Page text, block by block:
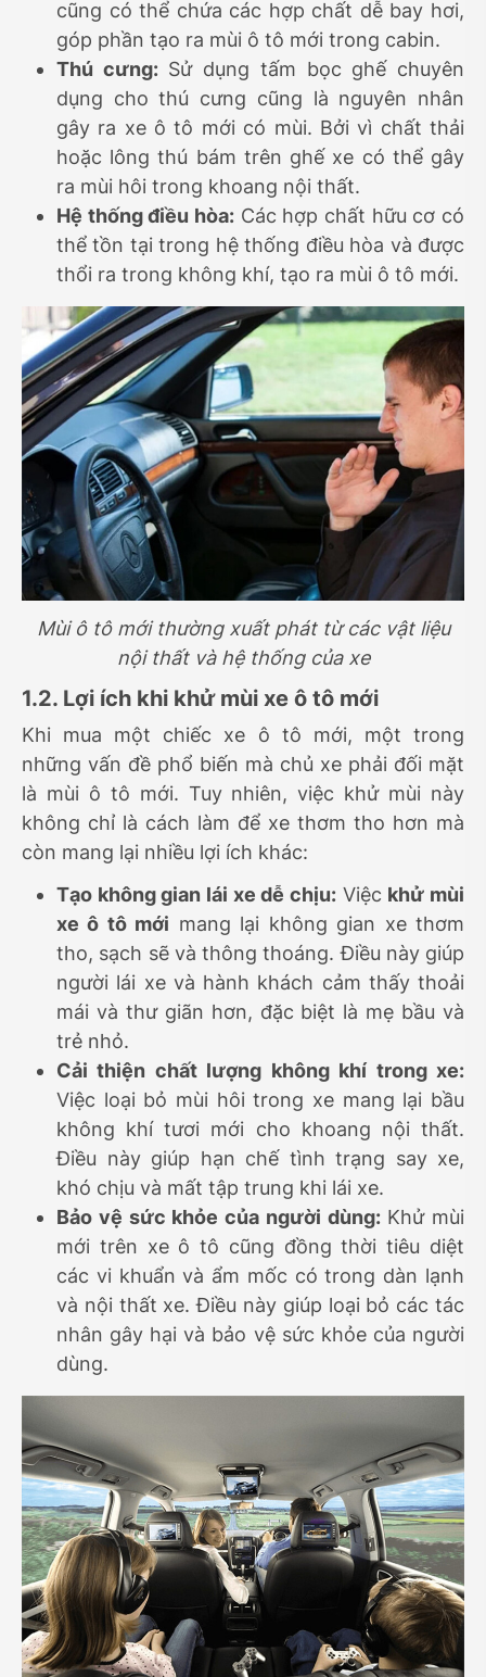
cũng có thể chứa các hợp chất dễ bay hơi,
góp phần tạo ra mùi ô tô mới trong cabin.
Thú cưng:Sử dụng tấm bọc ghế chuyên
dụng cho thú cưng cũng là nguyên nhân
gây ra xe ô tô mới có mùi. Bởi vì chất thải
hoặc lông thú bám trên ghế xe có thể gây
ra mùi hôi trong khoang nội thất.
Hệ thống điều hòa: Các hợp chất hữu cơ có
thể tồn tại trong hệ thống điều hòa và được
thổi ra trong không khí, tạo ra mùi ô tô mới.
Mùi ô tô mới thường xuất phát từ các vật liệu
nội thất và hệ thống của xe
1.2. Lợi ích khi khử mùi xe ô tô mới
Khi mua một chiếc xe ô tô mới, một trong
những vấn đề phổ biến mà chủ xe phải đối mặt
là mùi ô tô mới. Tuy nhiên, việc khử mùi này
không chỉ là cách làm để xe thơm tho hơn mà
còn mang lại nhiều lợi ích khác:
Tạo không gian lái xe dễ chịu: Việc khử mùi
xe ô tô mới mang lại không gian xe thơm
tho, sạch sẽ và thông thoáng. Điều này giúp
người lái xe và hành khách cảm thấy thoải
mái và thư giãn hơn, đặc biệt là mẹ bầu và
trẻ nhỏ.
Cải thiện chất lượng không khí trong xe:
Việc loại bỏ mùi hôi trong xe mang lại bầu
không khí tươi mới cho khoang nội thất.
Điều này giúp hạn chế tình trạng say xe,
khó chịu và mất tập trung khi lái xe.
Bảo vệ sức khỏe của người dùng:Khử mùi
mới trên xe ô tô cũng đồng thời tiêu diệt
các vi khuẩn và ẩm mốc có trong dàn lạnh
và nội thất xe. Điều này giúp loại bỏ các tác
nhân gây hại và bảo vệ sức khỏe của người
dùng.